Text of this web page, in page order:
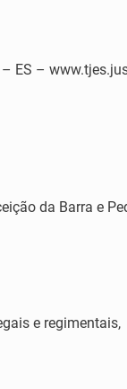
– ES –
da Barra e
e regimentais,